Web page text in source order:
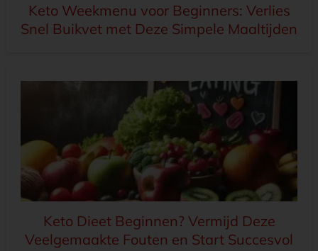
Keto Weekmenu voor Beginners: Verlies
Snel Buikvet met Deze Simpele Maaltijden
Keto Dieet Beginnen? Vermijd Deze
Veelgemaakte Fouten en Start Succesvol